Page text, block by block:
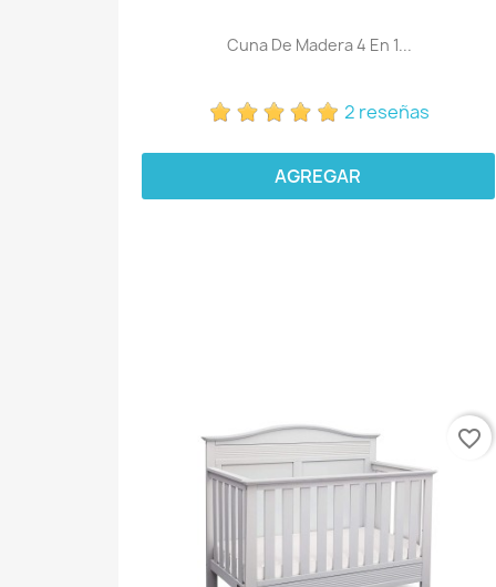
Cuna De Madera 4 En 1...
2 reseñas
AGREGAR
favorite_border